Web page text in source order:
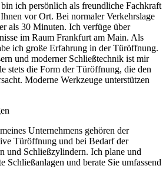
ich persönlich als freundliche Fachkraft
vor Ort. Bei normaler Verkehrslage
als 30 Minuten. Ich verfüge über
im Raum Frankfurt am Main. Als
ich große Erfahrung in der Türöffnung.
und moderner Schließtechnik ist mir
stets die Form der Türöffnung, die den
Moderne Werkzeuge unterstützen
Unternehmens gehören der
Türöffnung und bei Bedarf der
und Schließzylindern. Ich plane und
Schließanlagen und berate Sie umfassend